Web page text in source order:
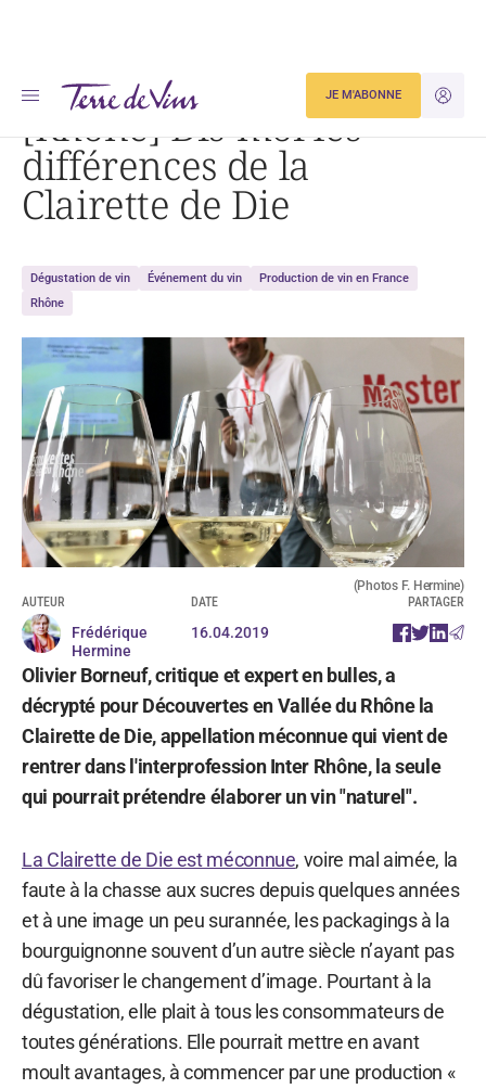
JE
JE M'ABONNE
Accueil Actualités [Rhône] Dis-moi les différences de la Clairette de Die
[Rhône] Dis-moi les
différences de la
Clairette de Die
Dégustation de vin Événement du vin
Production de vin en France
Rhône
(Photos F. Hermine)
AUTEUR
Frédérique
Hermine
DATE
16.04.2019
PARTAGER
Olivier Borneuf, critique et expert en bulles, a
décrypté pour Découvertes en Vallée du Rhône la
Clairette de Die, appellation méconnue qui vient de
rentrer dans l'interprofession Inter Rhône, la seule
qui pourrait prétendre élaborer un vin "naturel".
La Clairette de Die est méconnue, voire mal aimée, la
faute à la chasse aux sucres depuis quelques années
et à une image un peu surannée, les packagings à la
bourguignonne souvent d’un autre siècle n’ayant pas
dû favoriser le changement d’image. Pourtant à la
dégustation, elle plait à tous les consommateurs de
toutes générations. Elle pourrait mettre en avant
moult avantages, à commencer par une production «